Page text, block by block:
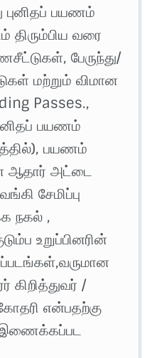
புனிதப் பயணம்
திரும்பிய வரை
பேருந்து/
மற்றும் விமான
Passes.,
பயணம்
பயணம்
ஆதார் அட்டை
சேமிப்பு
நகல் ,
உறுப்பினரின்
/
என்பதற்கு
இணைக்கப்பட